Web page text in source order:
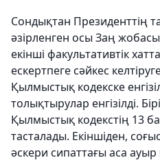
Сондықтан Президенттің
әзірленген осы Заң
екінші факультативтік
ескертпеге сәйкес
Қылмыстық кодекске
толықтырулар енгізілді.
Қылмыстық кодекстің 13
тасталады. Екіншіден,
әскери сипаттағы аса